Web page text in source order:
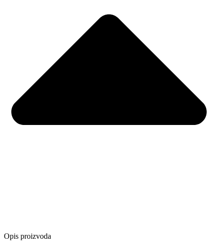
Opis proizvoda